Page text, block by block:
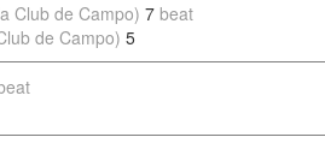
Club de Campo) 7 beat
de Campo) 5